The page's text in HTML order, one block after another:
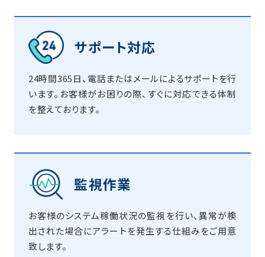
サポート対応
24時間365日、電話またはメールによるサポートを行
います。お客様がお困りの際、すぐに対応できる体制
を整えております。
監視作業
お客様のシステム稼働状況の監視を行い、異常が検
出された場合にアラートを発生する仕組みをご用意
致します。